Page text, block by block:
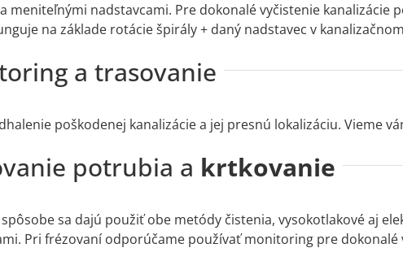
meniteľnými nadstavcami. Pre dokonalé vyčistenie kanalizácie
na základe rotácie špirály + daný nadstavec v
a trasovanie
poškodenej kanalizácie a jej presnú lokalizáciu. Vieme
potrubia a krtkovanie
sa dajú použiť obe metódy čistenia, vysokotlakové aj
Pri frézovaní odporúčame používať monitoring pre dokonalé